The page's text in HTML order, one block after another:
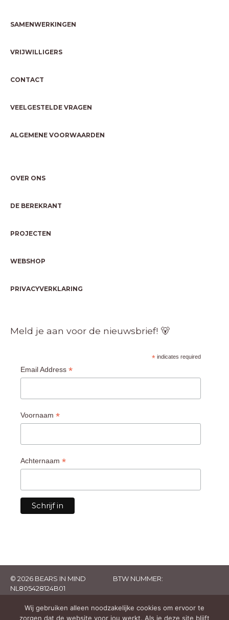
SAMENWERKINGEN
VRIJWILLIGERS
CONTACT
VEELGESTELDE VRAGEN
ALGEMENE VOORWAARDEN
OVER ONS
DE BEREKRANT
PROJECTEN
WEBSHOP
PRIVACYVERKLARING
Meld je aan voor de nieuwsbrief! 🐻
* indicates required
Email Address *
Voornaam *
Achternaam *
© 2026 BEARS IN MIND
BTW NUMMER:
NL805428124B01
Wij gebruiken alleen noodzakelijke cookies om ervoor te
zorgen dat de website voor jou werkt. Als je deze site blijft